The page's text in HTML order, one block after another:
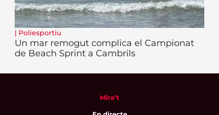
| Poliesportiu
Un mar remogut complica el Campionat
de Beach Sprint a Cambrils
Mira’t